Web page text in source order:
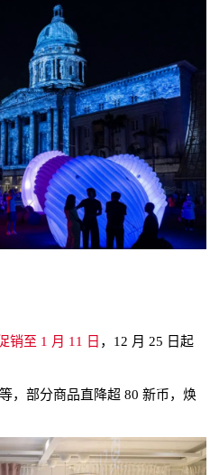
销至 1 月 11 日 ，12 月 25 日起
，部分商品直降超 80 新币，焕